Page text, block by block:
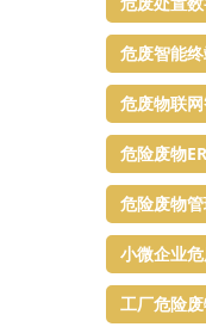
危废智能
危废物联
危险废物
危险废物
小微企业
工厂危险